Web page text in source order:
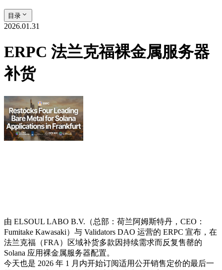
目录
2026.01.31
ERPC 法兰克福裸金属服务器
补货
由 ELSOUL LABO B.V.（总部：荷兰阿姆斯特丹，CEO：
Fumitake Kawasaki）与 Validators DAO 运营的 ERPC 宣布，在
法兰克福（FRA）区域补货多款因持续需求而反复售罄的
Solana 应用裸金属服务器配置。
今天也是 2026 年 1 月内开始订阅适用公开销售定价的最后一